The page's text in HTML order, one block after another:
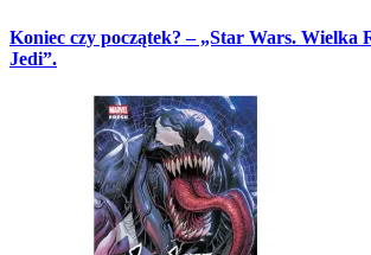
Koniec czy początek? – „Star Wars. Wielka
Jedi”.